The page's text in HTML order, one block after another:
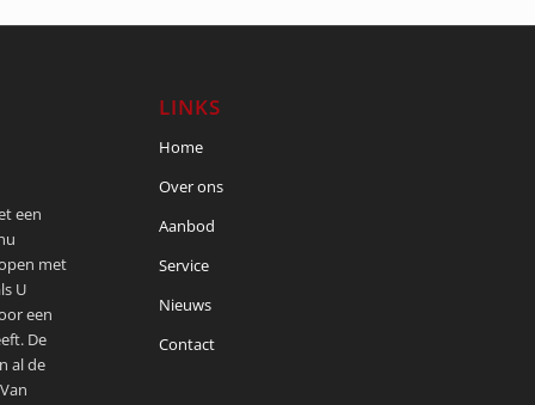
een
met
U
een
De
al de
LINKS
Home
Over ons
Aanbod
Service
Nieuws
Contact